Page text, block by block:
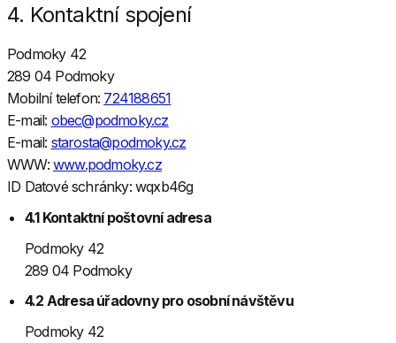
4. Kontaktní spojení
Podmoky 42
289 04 Podmoky
Mobilní telefon: 724188651
E-mail: obec@podmoky.cz
E-mail: starosta@podmoky.cz
WWW: www.podmoky.cz
ID Datové schránky: wqxb46g
4.1 Kontaktní poštovní adresa
Podmoky 42
289 04 Podmoky
4.2 Adresa úřadovny pro osobní návštěvu
Podmoky 42